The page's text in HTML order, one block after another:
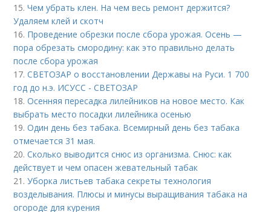
15.Чем убрать клен. На чем весь ремонт держится?
Удаляем клей и скотч
16. Проведение обрезки после сбора урожая. Осень —
пора обрезать смородину: как это правильно делать
после сбора урожая
17.СВЕТОЗАР о восстановлении Державы на Руси. 1 700
год до н.э. ИСУСС - СВЕТОЗАР
18.Осенняя пересадка лилейников на новое место. Как
выбрать место посадки лилейника осенью
19.Один день без табака. Всемирный день без табака
отмечается 31 мая.
20.Сколько выводится снюс из организма. Снюс: как
действует и чем опасен жевательный табак
21.Уборка листьев табака секреты технология
возделывания. Плюсы и минусы выращивания табака на
огороде для курения